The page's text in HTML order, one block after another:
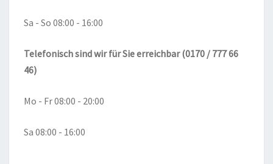
Sa - So 08:00 - 16:00
Telefonisch sind wir für Sie erreichbar (0170 / 777 66
46)
Mo - Fr 08:00 - 20:00
Sa 08:00 - 16:00